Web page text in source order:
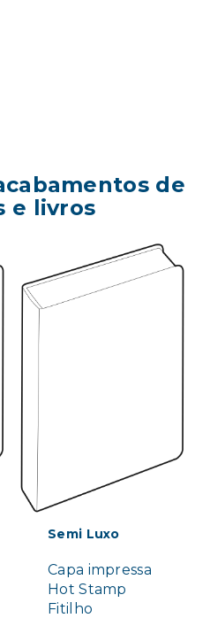
de
e livros
Semi Luxo
Capa impressa
Hot Stamp
Fitilho